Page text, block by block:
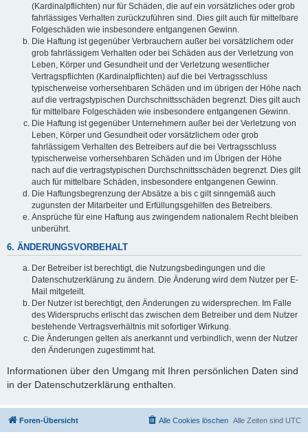
(Kardinalpflichten) nur für Schäden, die auf ein vorsätzliches oder grob
fahrlässiges Verhalten zurückzuführen sind. Dies gilt auch für mittelbare
Folgeschäden wie insbesondere entgangenen Gewinn.
Die Haftung ist gegenüber Verbrauchern außer bei vorsätzlichem oder
grob fahrlässigem Verhalten oder bei Schäden aus der Verletzung von
Leben, Körper und Gesundheit und der Verletzung wesentlicher
Vertragspflichten (Kardinalpflichten) auf die bei Vertragsschluss
typischerweise vorhersehbaren Schäden und im übrigen der Höhe nach
auf die vertragstypischen Durchschnittsschäden begrenzt. Dies gilt auch
für mittelbare Folgeschäden wie insbesondere entgangenen Gewinn.
Die Haftung ist gegenüber Unternehmern außer bei der Verletzung von
Leben, Körper und Gesundheit oder vorsätzlichem oder grob
fahrlässigem Verhalten des Betreibers auf die bei Vertragsschluss
typischerweise vorhersehbaren Schäden und im Übrigen der Höhe
nach auf die vertragstypischen Durchschnittsschäden begrenzt. Dies gilt
auch für mittelbare Schäden, insbesondere entgangenen Gewinn.
Die Haftungsbegrenzung der Absätze a bis c gilt sinngemäß auch
zugunsten der Mitarbeiter und Erfüllungsgehilfen des Betreibers.
Ansprüche für eine Haftung aus zwingendem nationalem Recht bleiben
unberührt.
6. ÄNDERUNGSVORBEHALT
Der Betreiber ist berechtigt, die Nutzungsbedingungen und die
Datenschutzerklärung zu ändern. Die Änderung wird dem Nutzer per E-
Mail mitgeteilt.
Der Nutzer ist berechtigt, den Änderungen zu widersprechen. Im Falle
des Widerspruchs erlischt das zwischen dem Betreiber und dem Nutzer
bestehende Vertragsverhältnis mit sofortiger Wirkung.
Die Änderungen gelten als anerkannt und verbindlich, wenn der Nutzer
den Änderungen zugestimmt hat.
Informationen über den Umgang mit Ihren persönlichen Daten sind
in der Datenschutzerklärung enthalten.
Foren-Übersicht Alle Zeiten sind UTC
Alle Cookies löschen